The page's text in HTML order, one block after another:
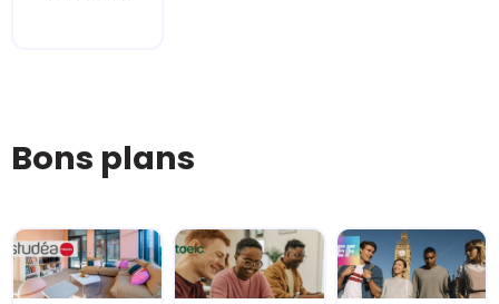
Bons plans